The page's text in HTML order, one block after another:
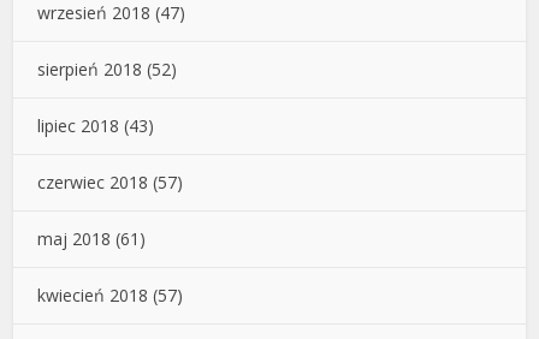
wrzesień 2018 (47)
sierpień 2018 (52)
lipiec 2018 (43)
czerwiec 2018 (57)
maj 2018 (61)
kwiecień 2018 (57)